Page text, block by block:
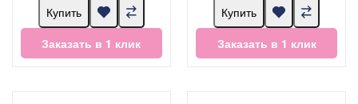
Купить
Заказать в 1 клик
Купить
Заказать в 1 клик